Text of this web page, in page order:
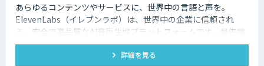
あらゆるコンテンツやサービスに、世界中の言語と声を。
ElevenLabs（イレブンラボ）は、世界中の企業に信頼され
る、安全で高品質なAI音声生成プラットフォームです。最先端
の技術で自然な音声を生成し、多言語対応やボイスクローニン
グ機能も、悪用を防ぐ倫理的ガードレールの中で提供します。
詳細を見る